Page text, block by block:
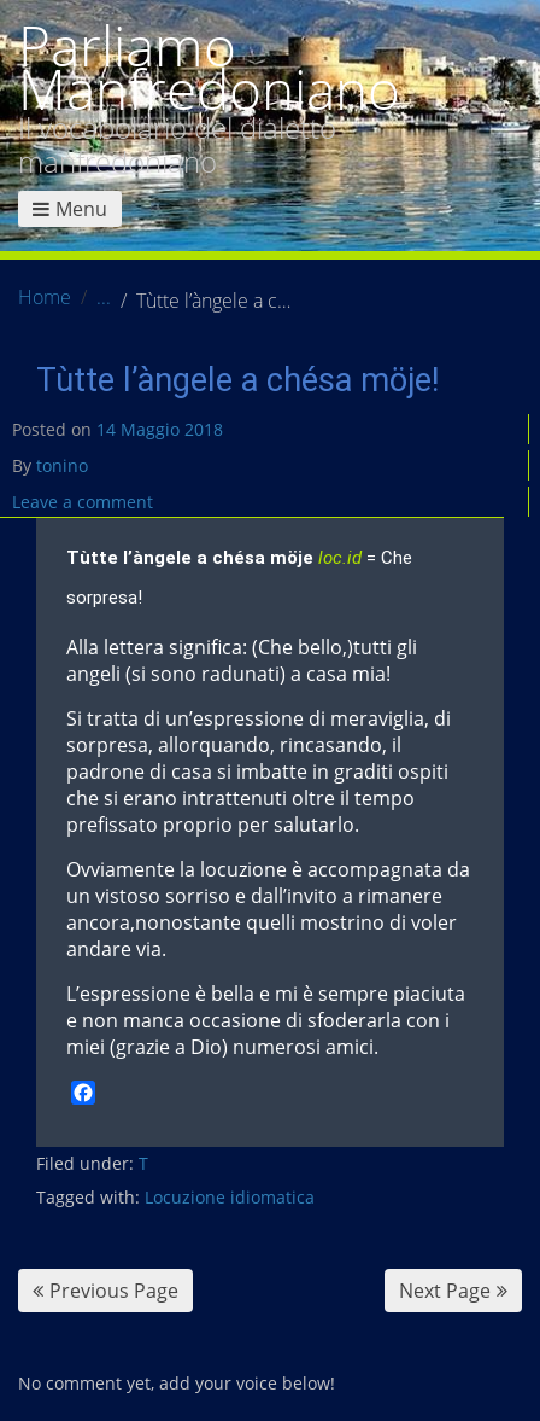
Parliamo
Manfredoniano
Il vocabolario del dialetto
manfredoniano
Menu
Home Tùtte l’àngele a chésa möje!
Tùtte l’àngele a chésa möje!
Posted on 14 Maggio 2018
By tonino
Leave a comment
Tùtte l’àngele a chésa möje loc.id= Che
sorpresa!
Alla lettera significa: (Che bello,)tutti gli
angeli (si sono radunati) a casa mia!
Si tratta di un’espressione di meraviglia, di
sorpresa, allorquando, rincasando, il
padrone di casa si imbatte in graditi ospiti
che si erano intrattenuti oltre il tempo
prefissato proprio per salutarlo.
Ovviamente la locuzione è accompagnata da
un vistoso sorriso e dall’invito a rimanere
ancora,nonostante quelli mostrino di voler
andare via.
L’espressione è bella e mi è sempre piaciuta
e non manca occasione di sfoderarla con i
miei (grazie a Dio) numerosi amici.
c
e
b
Filed under: T
Tagged with: Locuzione idiomatica
Previous Page Next Page
No comment yet, add your voice below!